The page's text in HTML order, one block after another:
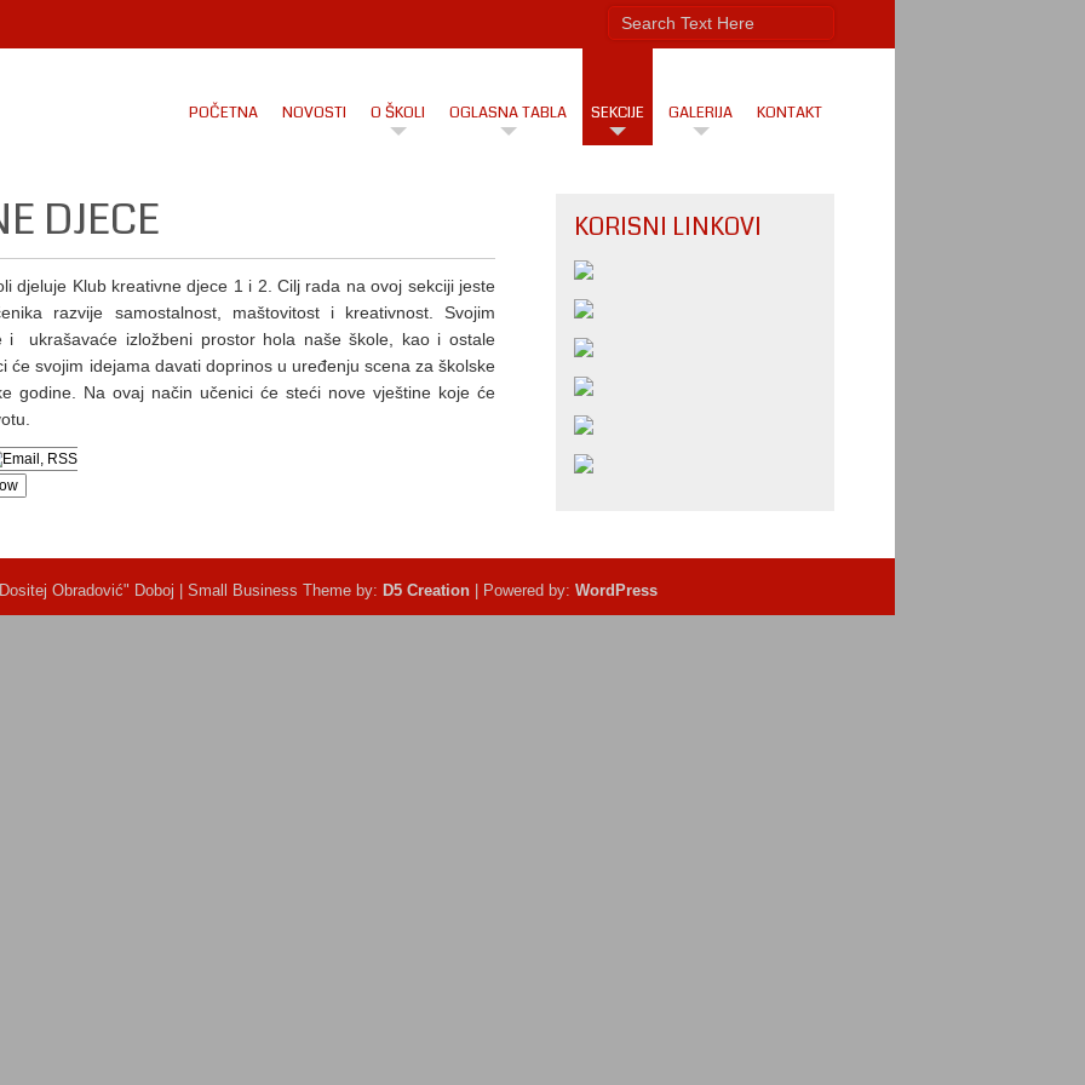
POČETNA NOVOSTI O ŠKOLI OGLASNA TABLA SEKCIJE GALERIJA KONTAKT
DJECE
djeluje Klub kreativne djece 1 i 2. Cilj rada na ovoj sekciji jeste
razvije samostalnost, maštovitost i kreativnost. Svojim
i ukrašavaće izložbeni prostor hola naše škole, kao i ostale
će svojim idejama davati doprinos u uređenju scena za školske
godine. Na ovaj način učenici će steći nove vještine koje će
KORISNI LINKOVI
Obradović" Doboj | Small Business Theme by: D5 Creation | Powered by: WordPress